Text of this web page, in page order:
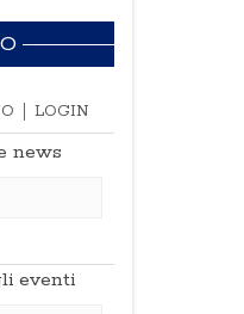
LOGIN
news
eventi